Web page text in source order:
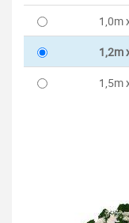
1,0m
1,2m
1,5m